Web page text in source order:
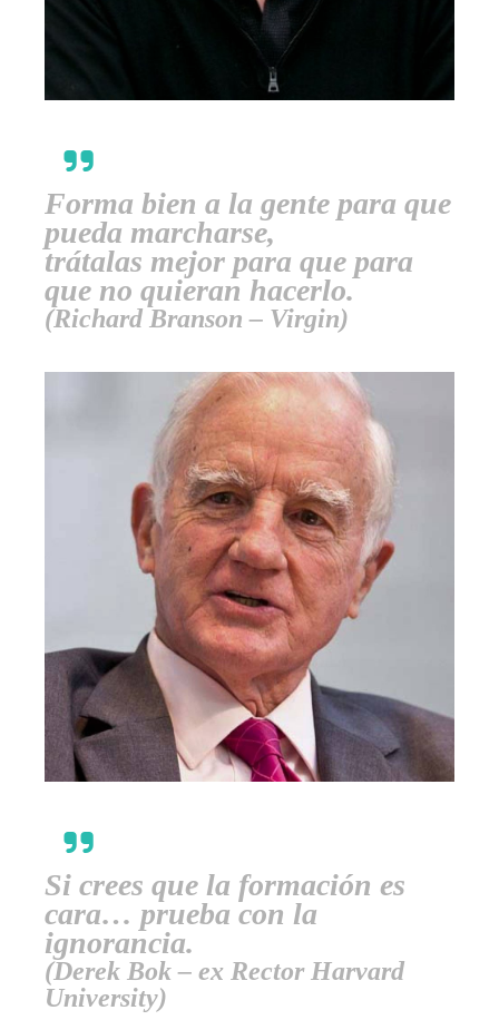
Forma bien a la gente para que
pueda marcharse,
trátalas mejor para que para
que no quieran hacerlo.
(Richard Branson – Virgin)
Si crees que la formación es
cara… prueba con la
ignorancia.
(Derek Bok – ex Rector Harvard
University)